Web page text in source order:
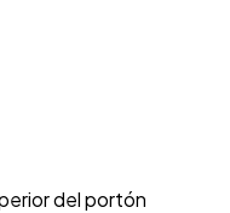
del portón